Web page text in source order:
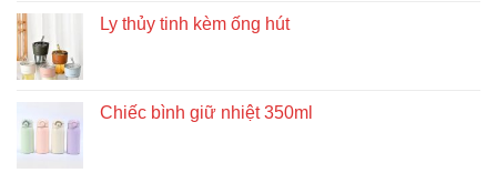
Ly thủy tinh kèm ống hút
Chiếc bình giữ nhiệt 350ml